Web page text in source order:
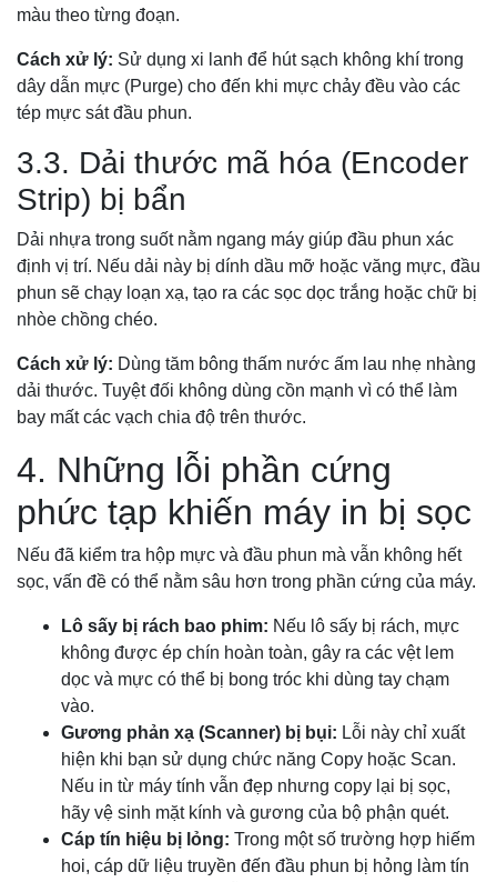
màu theo từng đoạn.
Cách xử lý: Sử dụng xi lanh để hút sạch không khí trong
dây dẫn mực (Purge) cho đến khi mực chảy đều vào các
tép mực sát đầu phun.
3.3. Dải thước mã hóa (Encoder
Strip) bị bẩn
Dải nhựa trong suốt nằm ngang máy giúp đầu phun xác
định vị trí. Nếu dải này bị dính dầu mỡ hoặc văng mực, đầu
phun sẽ chạy loạn xạ, tạo ra các sọc dọc trắng hoặc chữ bị
nhòe chồng chéo.
Cách xử lý: Dùng tăm bông thấm nước ấm lau nhẹ nhàng
dải thước. Tuyệt đối không dùng cồn mạnh vì có thể làm
bay mất các vạch chia độ trên thước.
4. Những lỗi phần cứng
phức tạp khiến máy in bị sọc
Nếu đã kiểm tra hộp mực và đầu phun mà vẫn không hết
sọc, vấn đề có thể nằm sâu hơn trong phần cứng của máy.
Lô sấy bị rách bao phim: Nếu lô sấy bị rách, mực
không được ép chín hoàn toàn, gây ra các vệt lem
dọc và mực có thể bị bong tróc khi dùng tay chạm
vào.
Gương phản xạ (Scanner) bị bụi: Lỗi này chỉ xuất
hiện khi bạn sử dụng chức năng Copy hoặc Scan.
Nếu in từ máy tính vẫn đẹp nhưng copy lại bị sọc,
hãy vệ sinh mặt kính và gương của bộ phận quét.
Cáp tín hiệu bị lỏng: Trong một số trường hợp hiếm
hoi, cáp dữ liệu truyền đến đầu phun bị hỏng làm tín